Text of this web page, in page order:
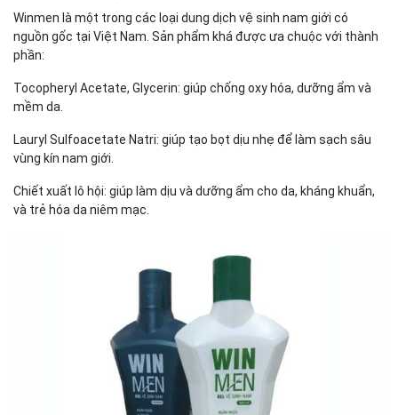
Winmen là một trong các loại dung dịch vệ sinh nam giới có
nguồn gốc tại Việt Nam. Sản phẩm khá được ưa chuộc với thành
phần:
Tocopheryl Acetate, Glycerin: giúp chống oxy hóa, dưỡng ẩm và
mềm da.
Lauryl Sulfoacetate Natri: giúp tạo bọt dịu nhẹ để làm sạch sâu
vùng kín nam giới.
Chiết xuất lô hội: giúp làm dịu và dưỡng ẩm cho da, kháng khuẩn,
và trẻ hóa da niêm mạc.